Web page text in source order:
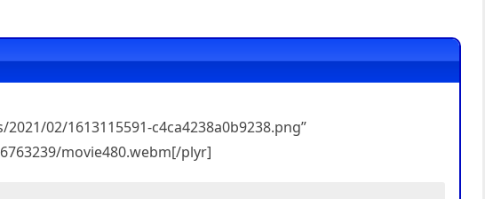
02/1613115591-c4ca4238a0b9238.png”
movie480.webm[/plyr]